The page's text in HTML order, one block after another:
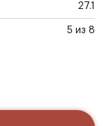
27.1
5 из 8